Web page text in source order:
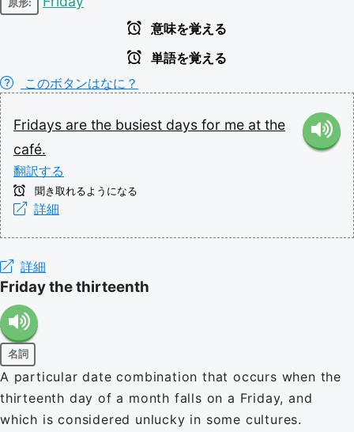
原形:
意味を覚える
単語を覚える
このボタンはなに？
Fridays are the busiest days for me at the
café.
翻訳する
聞き取れるようになる
詳細
詳細
Friday the thirteenth
名詞
A particular date combination that occurs when the
thirteenth day of a month falls on a Friday, and
which is considered unlucky in some cultures.